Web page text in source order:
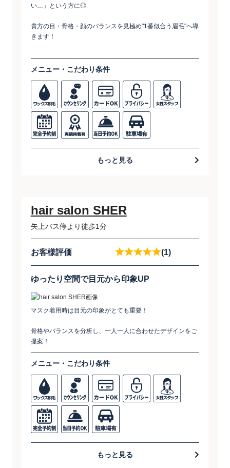
い…」という方に◎
貴方の目・骨格・顔のバランスを見極め"1番似合う眉毛"へ導
きます！
メニュー・こだわり条件
もっと見る
hair salon SHER
矢上バス停より徒歩1分
お客様評価 (1)
ゆったり空間で目元から印象UP
マスク着用時は目元の印象がとても重要！
骨格やバランスを分析し、一人一人に合わせたデザインをご
提案！
メニュー・こだわり条件
もっと見る